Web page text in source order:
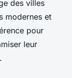
des villes
modernes et
pour
leur